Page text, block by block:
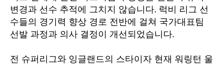
변경과 선수 추적에 그치지 않습니다. 럭비 리그 선
수들의 경기력 향상 경로 전반에 걸쳐 국가대표팀
선발 과정과 의사 결정이 개선되었습니다.
전 슈퍼리그와 잉글랜드의 스타이자 현재 워링턴 울